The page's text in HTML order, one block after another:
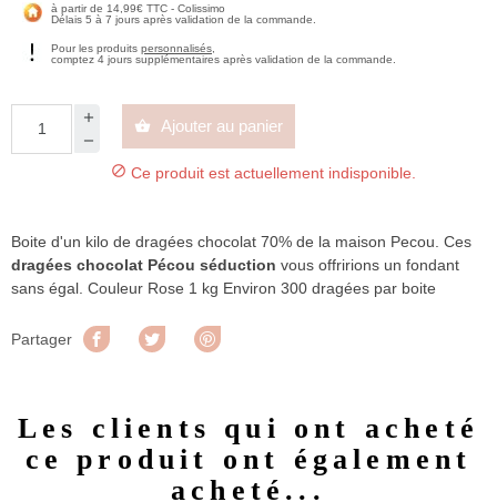
à partir de 14,99€ TTC - Colissimo
Délais 5 à 7 jours après validation de la commande.
Pour les produits personnalisés
comptez 4 jours supplémentaires après validation de la commande.
 Ajouter au panier
 Ce produit est actuellement indisponible.
Boite d'un kilo de dragées chocolat 70% de la maison Pecou. Ces
dragées chocolat Pécou séduction vous offririons un fondant
sans égal. Couleur Rose 1 kg Environ 300 dragées par boite
Partager Partager Tweet
Les clients qui ont acheté
ce produit ont également
acheté...